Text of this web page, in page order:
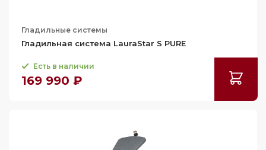
Гладильные системы
Гладильная система LauraStar S PURE
Есть в наличии
169 990 ₽